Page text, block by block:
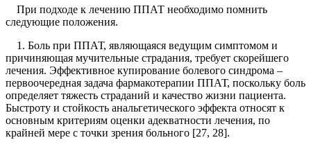
При подходе к лечению ППАТ необходимо помнить
следующие положения.
1. Боль при ППАТ, являющаяся ведущим симптомом и
причиняющая мучительные страдания, требует скорейшего
лечения. Эффективное купирование болевого синдрома –
первоочередная задача фармакотерапии ППАТ, поскольку боль
определяет тяжесть страданий и качество жизни пациента.
Быстроту и стойкость анальгетического эффекта относят к
основным критериям оценки адекватности лечения, по
крайней мере с точки зрения больного [27, 28].